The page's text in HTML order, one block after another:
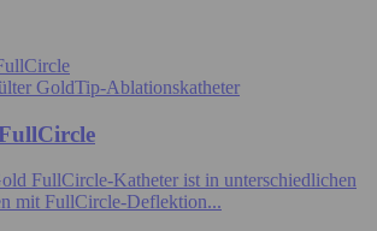
GoldTip-Ablationskatheter
FullCircle-Katheter ist in unterschiedlichen
mit FullCircle-Deflektion...